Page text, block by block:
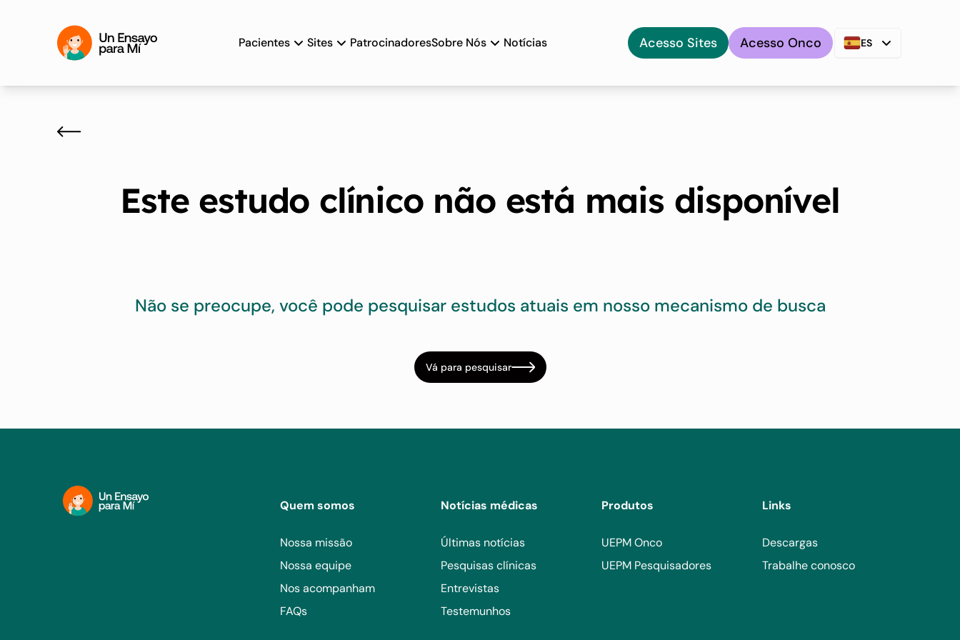
Pacientes Sites PatrocinadoresSobre Nós Notícias Acesso Sites Acesso Onco ES
Este estudo clínico não está mais disponível
Não se preocupe, você pode pesquisar estudos atuais em nosso mecanismo de busca
Vá para pesquisar
Quem somos
Nossa missão
Nossa equipe
Nos acompanham
FAQs
Notícias médicas
Últimas notícias
Pesquisas clínicas
Entrevistas
Testemunhos
Produtos
UEPM Onco
UEPM Pesquisadores
Links
Descargas
Trabalhe conosco